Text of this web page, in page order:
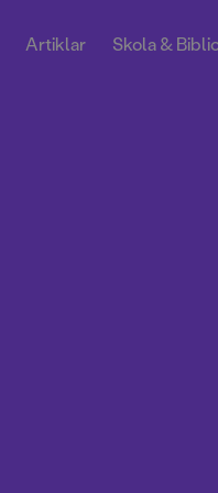
Artiklar Skola &